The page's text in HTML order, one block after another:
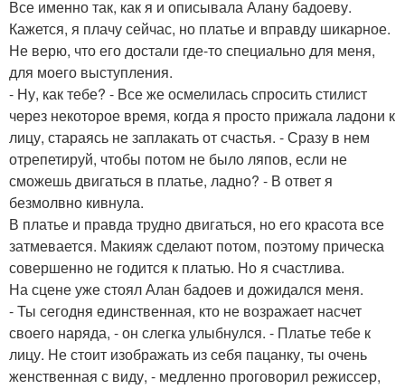
Все именно так, как я и описывала Алану бадоеву.
Кажется, я плачу сейчас, но платье и вправду шикарное.
Не верю, что его достали где-то специально для меня,
для моего выступления.
- Ну, как тебе? - Все же осмелилась спросить стилист
через некоторое время, когда я просто прижала ладони к
лицу, стараясь не заплакать от счастья. - Сразу в нем
отрепетируй, чтобы потом не было ляпов, если не
сможешь двигаться в платье, ладно? - В ответ я
безмолвно кивнула.
В платье и правда трудно двигаться, но его красота все
затмевается. Макияж сделают потом, поэтому прическа
совершенно не годится к платью. Но я счастлива.
На сцене уже стоял Алан бадоев и дожидался меня.
- Ты сегодня единственная, кто не возражает насчет
своего наряда, - он слегка улыбнулся. - Платье тебе к
лицу. Не стоит изображать из себя пацанку, ты очень
женственная с виду, - медленно проговорил режиссер,